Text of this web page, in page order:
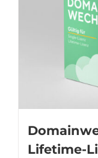
Lifetime-